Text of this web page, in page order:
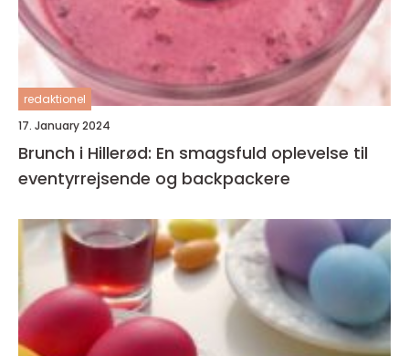
redaktionel
17. January 2024
Brunch i Hillerød: En smagsfuld oplevelse til
eventyrrejsende og backpackere